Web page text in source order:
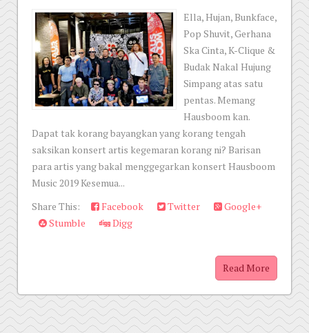
Ella, Hujan, Bunkface,
Pop Shuvit, Gerhana
Ska Cinta, K-Clique &
Budak Nakal Hujung
Simpang atas satu
pentas. Memang
Hausboom kan.
Dapat tak korang bayangkan yang korang tengah
saksikan konsert artis kegemaran korang ni? Barisan
para artis yang bakal menggegarkan konsert Hausboom
Music 2019 Kesemua...
Share This:
Facebook Twitter
Google+
Stumble
Digg
Read More